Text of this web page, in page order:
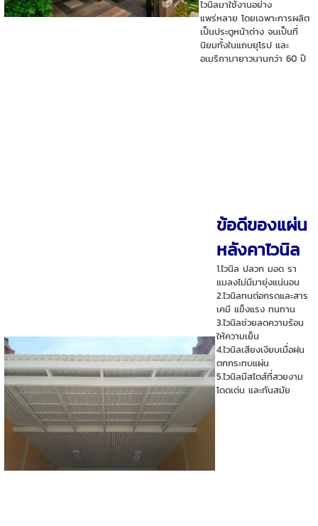
ไวนิลมาใช้งานอย่าง
แพร่หลาย โดยเฉพาะการผลิต
เป็นประตูหน้าต่าง จนเป็นที่
นิยมทั้งในแถบยุโรป และ
อเมริกามายาวนานกว่า 60 ปี
ข้อดีของแผ่น
หลังคาไวนิล
1.ไวนิล ปลวก มอด รา
แมลงไม่มีมายุ่งแน่นอน
2.ไวนิลทนต่อกรดและสาร
เคมี แข็งแรง ทนทาน
3.ไวนิลช่วยลดความร้อน
ให้ความเย็น
4.ไวนิลเสียงเงียบเมื่อฝน
ตกกระทบแผ่น
5.ไวนิลมีสไตส์ที่สวยงาม
โดดเด่น และทันสมัย